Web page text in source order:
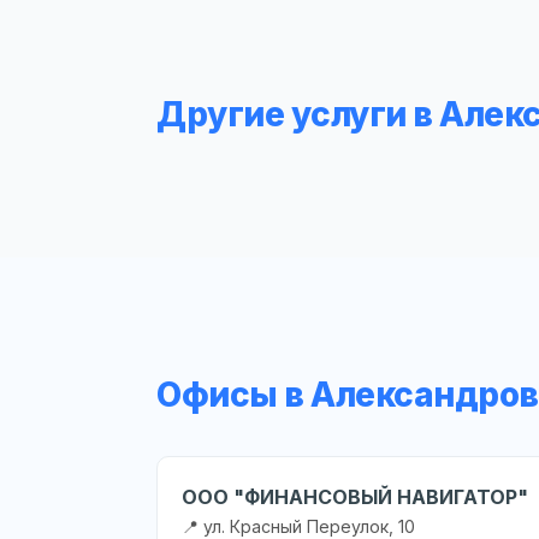
Другие услуги в
Офисы в
ООО "ФИНАНСОВЫЙ НАВИГАТОР"
📍 ул. Красный Переулок, 10